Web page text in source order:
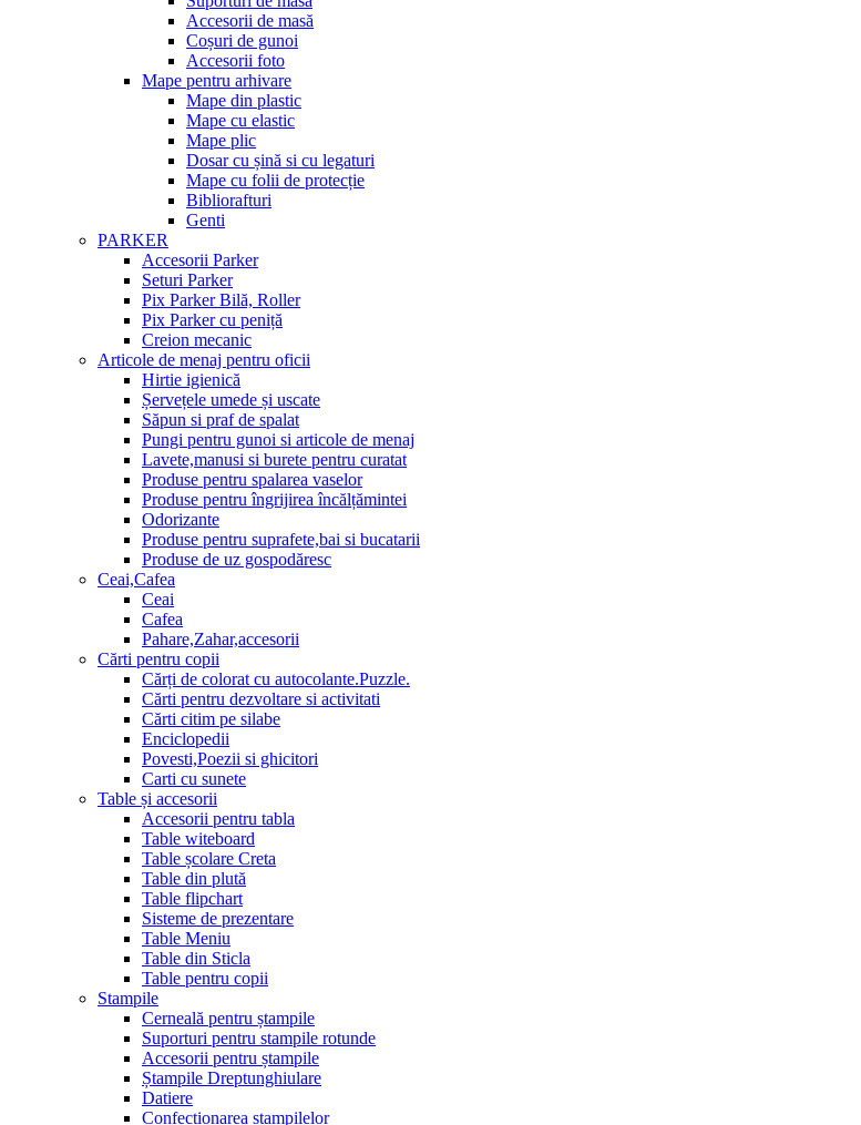
Accesorii de masă
Coșuri de gunoi
Accesorii foto
Mape pentru arhivare
Mape din plastic
Mape cu elastic
Mape plic
Dosar cu șină si cu legaturi
Mape cu folii de protecție
Bibliorafturi
Genti
PARKER
Accesorii Parker
Seturi Parker
Pix Parker Bilă, Roller
Pix Parker cu peniță
Creion mecanic
Articole de menaj pentru oficii
Hirtie igienică
Șervețele umede și uscate
Săpun si praf de spalat
Pungi pentru gunoi si articole de menaj
Lavete,manusi si burete pentru curatat
Produse pentru spalarea vaselor
Produse pentru îngrijirea încălțămintei
Odorizante
Produse pentru suprafete,bai si bucatarii
Produse de uz gospodăresc
Ceai,Cafea
Ceai
Cafea
Pahare,Zahar,accesorii
Cărti pentru copii
Cărți de colorat cu autocolante.Puzzle.
Сărti pentru dezvoltare si activitati
Cărti citim pe silabe
Enciclopedii
Povesti,Poezii si ghicitori
Carti cu sunete
Table și accesorii
Accesorii pentru tabla
Table witeboard
Table școlare Creta
Table din plută
Table flipchart
Sisteme de prezentare
Table Meniu
Table din Sticla
Table pentru copii
Stampile
Cerneală pentru ștampile
Suporturi pentru stampile rotunde
Accesorii pentru ștampile
Ștampile Dreptunghiulare
Datiere
Confecționarea ștampilelor